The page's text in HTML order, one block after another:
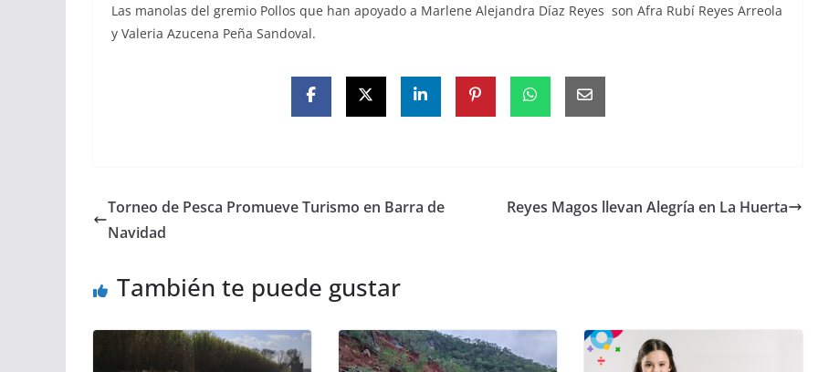
Las manolas del gremio Pollos que han apoyado a Marlene Alejandra Díaz Reyes son Afra Rubí Reyes Arreola
y Valeria Azucena Peña Sandoval.
Torneo de Pesca Promueve Turismo en Barra de
Navidad
Reyes Magos llevan Alegría en La Huerta
También te puede gustar